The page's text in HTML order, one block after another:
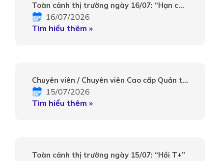
Toàn cảnh thị trường ngày 16/07: “Hạn chế
giao dịch”
16/07/2026
Tìm hiểu thêm »
Chuyên viên / Chuyên viên Cao cấp Quản trị
rủi ro15/07/2026
Tìm hiểu thêm »
Toàn cảnh thị trường ngày 15/07: “Hồi T+”